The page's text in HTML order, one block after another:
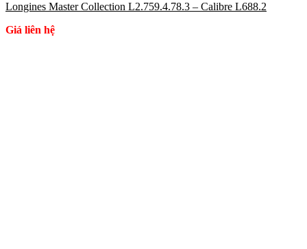
Longines Master Collection L2.759.4.78.3 – Calibre L688.2
Giá liên hệ